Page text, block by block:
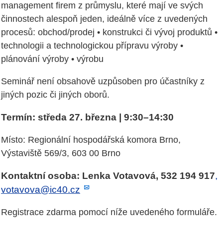
management firem z průmyslu, které mají ve svých
činnostech alespoň jeden, ideálně více z uvedených
procesů: obchod/prodej • konstrukci či vývoj produktů •
technologii a technologickou přípravu výroby •
plánování výroby • výrobu
Seminář není obsahově uzpůsoben pro účastníky z
jiných pozic či jiných oborů.
Termín: středa 27. března | 9:30–14:30
Místo: Regionální hospodářská komora Brno,
Výstaviště 569/3, 603 00 Brno
Kontaktní osoba: Lenka Votavová, 532 194 917,
votavova@ic40.cz
Registrace zdarma pomocí níže uvedeného formuláře.